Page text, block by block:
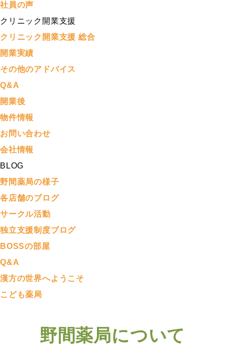
社員の声
クリニック開業支援
クリニック開業支援 総合
開業実績
その他のアドバイス
Q&A
開業後
物件情報
お問い合わせ
会社情報
BLOG
野間薬局の様子
各店舗のブログ
サークル活動
独立支援制度ブログ
BOSSの部屋
Q&A
漢方の世界へようこそ
こども薬局
野間薬局について